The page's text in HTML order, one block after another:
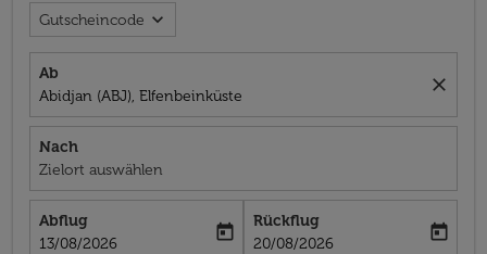
Gutscheincode expand_more
Ab
Abidjan (ABJ), Elfenbeinküste
close
Nach
Zielort auswählen
Abflug
fc-booking-departure-date-aria-label
13/08/2026
today
Rückflug
fc-booking-return-date-aria-label
20/08/2026
today